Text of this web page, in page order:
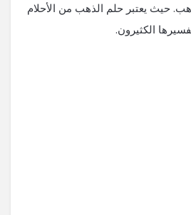
حيث يعتبر حلم الذهب من الأحلام
الكثيرون.